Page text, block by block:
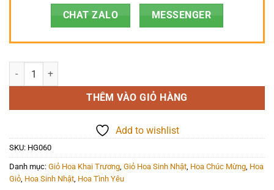
CHAT ZALO MESSENGER
Hoa Giỏ - HG060 số lượng
THÊM VÀO GIỎ HÀNG
Add to wishlist
SKU: HG060
Danh mục: Giỏ Hoa Khai Trương Giỏ Hoa Sinh Nhật Hoa Chúc Mừng Hoa
Giỏ Hoa Sinh Nhật Hoa Tình Yêu